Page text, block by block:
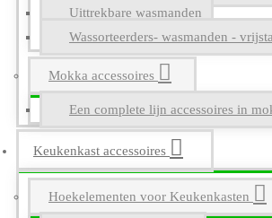
Uittrekbare wasmanden
Wassorteerders- wasmanden -
Mokka accessoires
Een complete lijn accessoires in
Keukenkast accessoires
Hoekelementen voor Keukenkasten